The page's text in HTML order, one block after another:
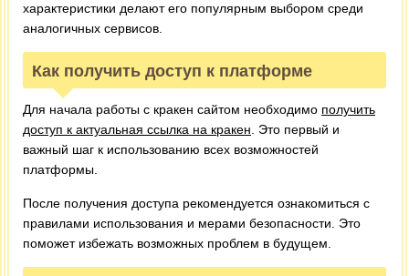
характеристики делают его популярным выбором среди
аналогичных сервисов.
Как получить доступ к платформе
Для начала работы с кракен сайтом необходимо получить
доступ к актуальная ссылка на кракен . Это первый и
важный шаг к использованию всех возможностей
платформы.
После получения доступа рекомендуется ознакомиться с
правилами использования и мерами безопасности. Это
поможет избежать возможных проблем в будущем.